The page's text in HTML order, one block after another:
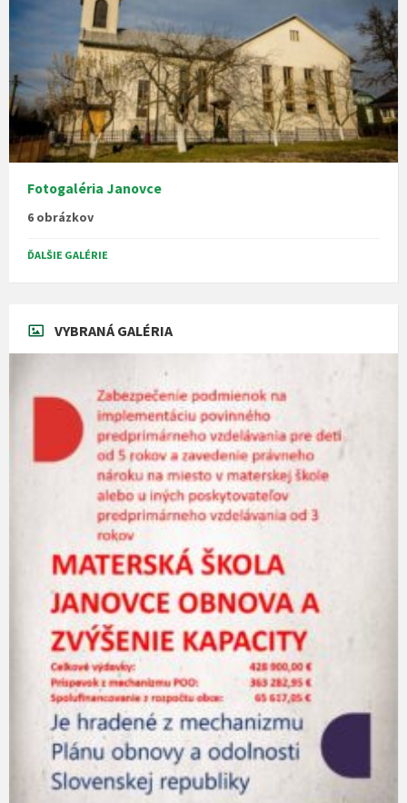
Fotogaléria Janovce
6 obrázkov
ĎALŠIE GALÉRIE
VYBRANÁ GALÉRIA